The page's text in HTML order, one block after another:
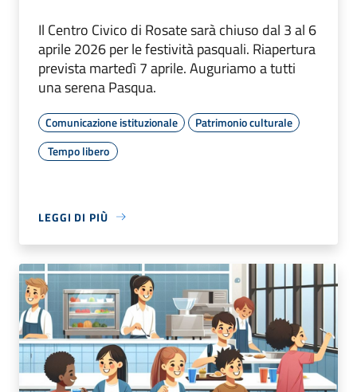
Il Centro Civico di Rosate sarà chiuso dal 3 al 6
aprile 2026 per le festività pasquali. Riapertura
prevista martedì 7 aprile. Auguriamo a tutti
una serena Pasqua.
Comunicazione istituzionale
Patrimonio culturale
Tempo libero
LEGGI DI PIÙ